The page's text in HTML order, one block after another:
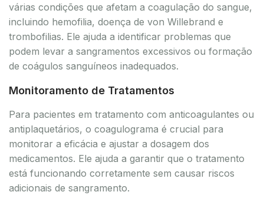
várias condições que afetam a coagulação do sangue,
incluindo hemofilia, doença de von Willebrand e
trombofilias. Ele ajuda a identificar problemas que
podem levar a sangramentos excessivos ou formação
de coágulos sanguíneos inadequados.
Monitoramento de Tratamentos
Para pacientes em tratamento com anticoagulantes ou
antiplaquetários, o coagulograma é crucial para
monitorar a eficácia e ajustar a dosagem dos
medicamentos. Ele ajuda a garantir que o tratamento
está funcionando corretamente sem causar riscos
adicionais de sangramento.